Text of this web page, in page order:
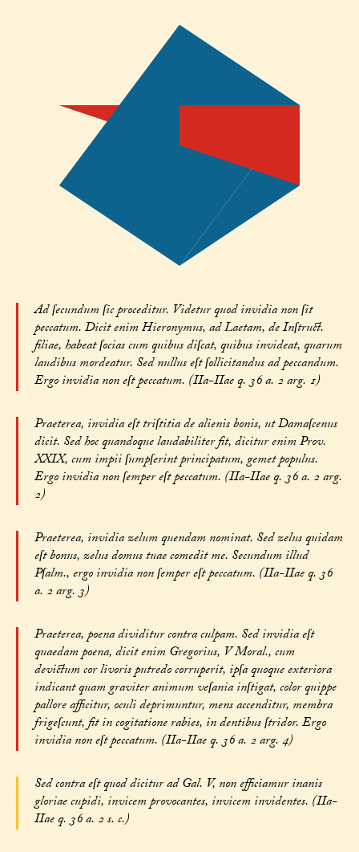
Ad ſecundum ſic proceditur. Videtur quod invidia non ſit
peccatum. Dicit enim Hieronymus, ad Laetam, de Inſtruct.
filiae, habeat ſocias cum quibus diſcat, quibus invideat, quarum
laudibus mordeatur. Sed nullus eſt ſollicitandus ad peccandum.
Ergo invidia non eſt peccatum. (IIa-IIae q. 36 a. 2 arg. 1)
Praeterea, invidia eſt triſtitia de alienis bonis, ut Damaſcenus
dicit. Sed hoc quandoque laudabiliter fit, dicitur enim Prov.
XXIX, cum impii ſumpſerint principatum, gemet populus.
Ergo invidia non ſemper eſt peccatum. (IIa-IIae q. 36 a. 2 arg.
2)
Praeterea, invidia zelum quendam nominat. Sed zelus quidam
eſt bonus, zelus domus tuae comedit me. Secundum illud
Pſalm., ergo invidia non ſemper eſt peccatum. (IIa-IIae q. 36
a. 2 arg. 3)
Praeterea, poena dividitur contra culpam. Sed invidia eſt
quaedam poena, dicit enim Gregorius, V Moral., cum
devictum cor livoris putredo corruperit, ipſa quoque exteriora
indicant quam graviter animum veſania inſtigat, color quippe
pallore afficitur, oculi deprimuntur, mens accenditur, membra
frigeſcunt, fit in cogitatione rabies, in dentibus ſtridor. Ergo
invidia non eſt peccatum. (IIa-IIae q. 36 a. 2 arg. 4)
Sed contra eſt quod dicitur ad Gal. V, non efficiamur inanis
gloriae cupidi, invicem provocantes, invicem invidentes. (IIa-
IIae q. 36 a. 2 s. c.)